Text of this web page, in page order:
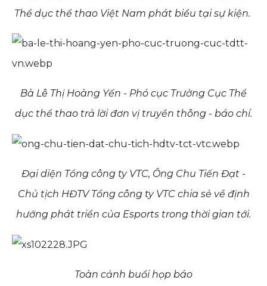
Thể dục thể thao Việt Nam phát biểu tại sự kiện.
Bà Lê Thị Hoàng Yến - Phó cục Trưởng Cục Thể
dục thể thao trả lời đơn vị truyền thông - báo chí.
Đại diện Tổng công ty VTC, Ông Chu Tiến Đạt -
Chủ tịch HĐTV Tổng công ty VTC chia sẻ về định
hướng phát triển của Esports trong thời gian tới.
Toàn cảnh buổi họp báo